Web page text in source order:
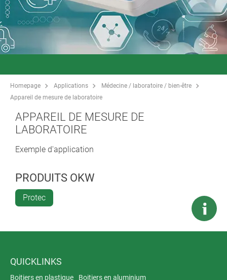
Homepage Applications
Médecine / laboratoire / bien-être
Appareil de mesure de laboratoire
APPAREIL DE MESURE DE
LABORATOIRE
Exemple d'application
PRODUITS OKW
Protec
QUICKLINKS
Boitiers en plastique
Boitiers en aluminium